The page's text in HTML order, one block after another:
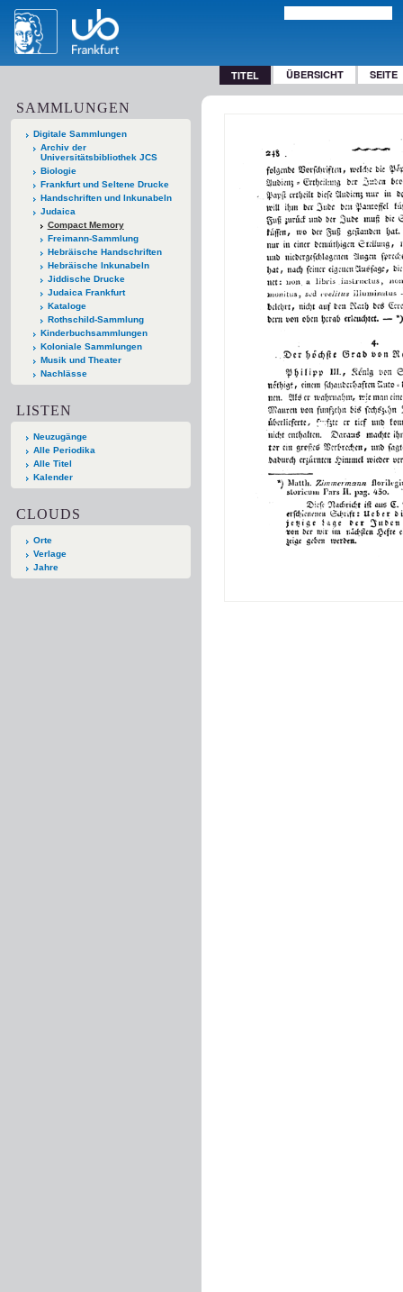
TITEL ÜBERSICHT SEITE
SAMMLUNGEN
Digitale Sammlungen
Archiv der
Universitätsbibliothek JCS
Biologie
Frankfurt und Seltene Drucke
Handschriften und Inkunabeln
Judaica
Compact Memory
Freimann-Sammlung
Hebräische Handschriften
Hebräische Inkunabeln
Jiddische Drucke
Judaica Frankfurt
Kataloge
Rothschild-Sammlung
Kinderbuchsammlungen
Koloniale Sammlungen
Musik und Theater
Nachlässe
LISTEN
Neuzugänge
Alle Periodika
Alle Titel
Kalender
CLOUDS
Orte
Verlage
Jahre